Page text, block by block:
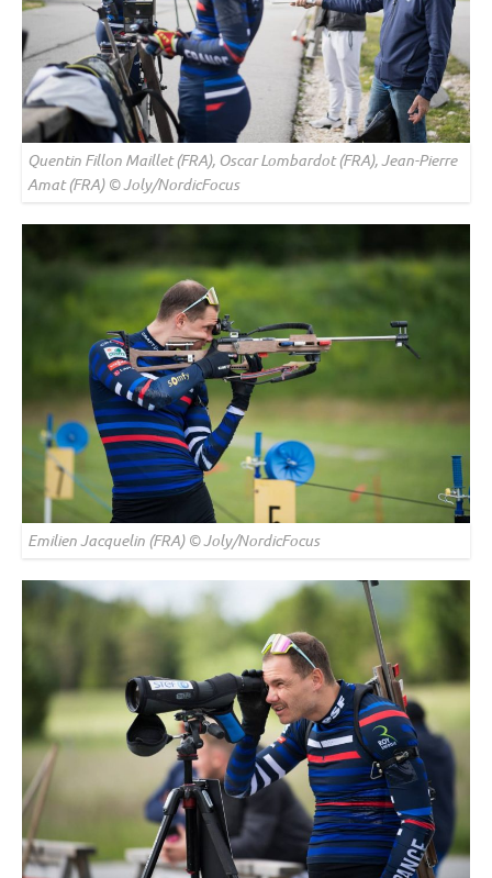
Quentin Fillon Maillet (FRA), Oscar Lombardot (FRA), Jean-Pierre
Amat (FRA) © Joly/NordicFocus
Emilien Jacquelin (FRA) © Joly/NordicFocus